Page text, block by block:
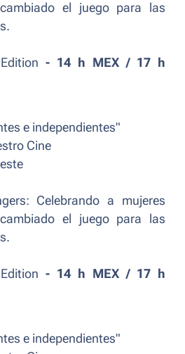
el juego para las
- 14 h MEX / 17 h
e independientes"
Cine
Celebrando a mujeres
el juego para las
- 14 h MEX / 17 h
e independientes"